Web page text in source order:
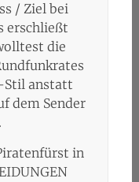
/ Ziel bei
erschließt
die
Stil anstatt
dem Sender
in